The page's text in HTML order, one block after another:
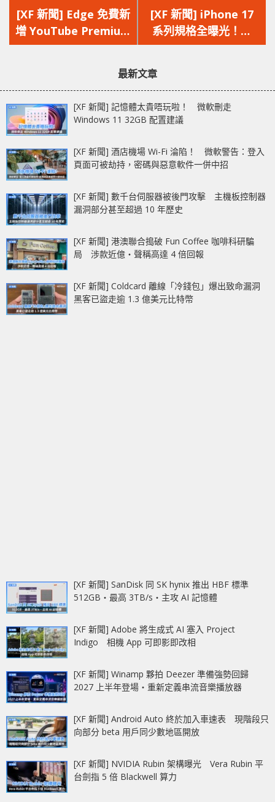
一
篇
文
[XF 新聞] Edge 免費新
增 YouTube Premium
功能 背景播放功能免
一
篇
文
[XF 新聞] iPhone 17
系列規格全曝光！
iOS 26 發布日期同步揭
最新文章
[XF 新聞] 記憶體太貴唔玩啦！ 微軟刪走
Windows 11 32GB 配置建議
[XF 新聞] 酒店機場 Wi-Fi 淪陷！ 微軟警告：登入
頁面可被劫持，密碼與惡意軟件一併中招
[XF 新聞] 數千台伺服器被後門攻擊 主機板控制器
漏洞部分甚至超過 10 年歷史
[XF 新聞] 港澳聯合搗破 Fun Coffee 咖啡科研騙
局 涉款近億‧聲稱高達 4 倍回報
[XF 新聞] Coldcard 離線「冷錢包」爆出致命漏洞
黑客已盜走逾 1.3 億美元比特幣
[XF 新聞] SanDisk 同 SK hynix 推出 HBF 標準
512GB‧最高 3TB/s‧主攻 AI 記憶體
[XF 新聞] Adobe 將生成式 AI 塞入 Project
Indigo 相機 App 可即影即改相
[XF 新聞] Winamp 夥拍 Deezer 準備強勢回歸
2027 上半年登場‧重新定義串流音樂播放器
[XF 新聞] Android Auto 終於加入車速表 現階段只
向部分 beta 用戶同少數地區開放
[XF 新聞] NVIDIA Rubin 架構曝光 Vera Rubin 平
台劍指 5 倍 Blackwell 算力